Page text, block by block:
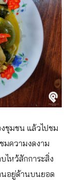
ชุมชน แล้วไปชม
ชมความงดงาม
ไหว้สักการะสิ่ง
อยู่ด้านบนยอด